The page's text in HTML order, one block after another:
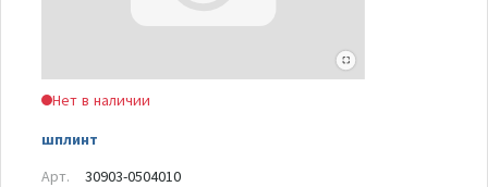
Нет в наличии
шплинт
Арт.
30903-0504010